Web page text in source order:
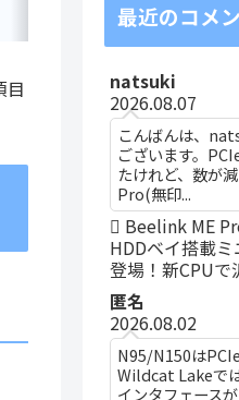
目
最近のコメ
natsuki
2026.08.07
こんばんは、
ございます。
たけれど、数が
Pro(無印...
Beelink ME
HDDベイ搭載
登場！新CPU
匿名
2026.08.02
N95/N150は
Wildcat Lakeで
インタフェース